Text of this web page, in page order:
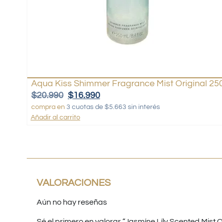
Aqua Kiss Shimmer Fragrance Mist Original
$20.990 $16.990
compra en 3 cuotas de $5.663 sin interés
Añadir al carrito
VALORACIONES
Aún no hay reseñas